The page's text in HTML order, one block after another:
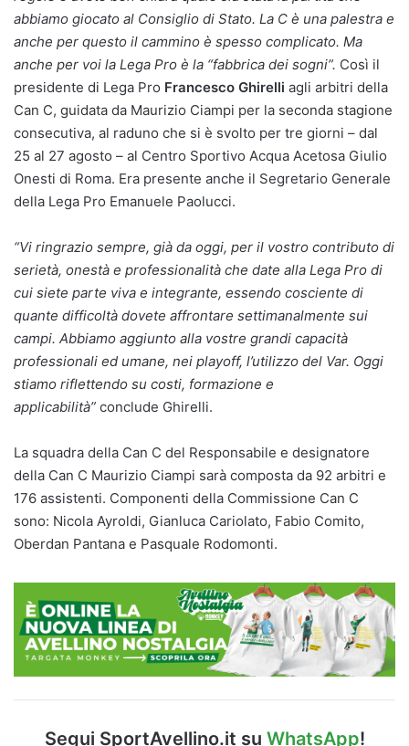
abbiamo giocato al Consiglio di Stato. La C è una palestra e
anche per questo il cammino è spesso complicato. Ma
anche per voi la Lega Pro è la “fabbrica dei sogni”. Così il
presidente di Lega Pro Francesco Ghirelli agli arbitri della
Can C, guidata da Maurizio Ciampi per la seconda stagione
consecutiva, al raduno che si è svolto per tre giorni – dal
25 al 27 agosto – al Centro Sportivo Acqua Acetosa Giulio
Onesti di Roma. Era presente anche il Segretario Generale
della Lega Pro Emanuele Paolucci.
“Vi ringrazio sempre, già da oggi, per il vostro contributo di
serietà, onestà e professionalità che date alla Lega Pro di
cui siete parte viva e integrante, essendo cosciente di
quante difficoltà dovete affrontare settimanalmente sui
campi. Abbiamo aggiunto alla vostre grandi capacità
professionali ed umane, nei playoff, l’utilizzo del Var. Oggi
stiamo riflettendo su costi, formazione e
applicabilità” conclude Ghirelli.
La squadra della Can C del Responsabile e designatore
della Can C Maurizio Ciampi sarà composta da 92 arbitri e
176 assistenti. Componenti della Commissione Can C
sono: Nicola Ayroldi, Gianluca Cariolato, Fabio Comito,
Oberdan Pantana e Pasquale Rodomonti.
Segui SportAvellino.it su WhatsApp!